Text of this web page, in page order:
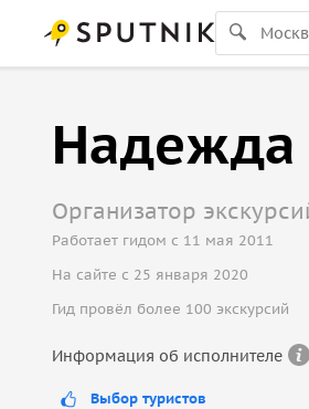
Надежда
Организатор
Работает гидом с 11 мая 2011
На сайте с 25 января 2020
Гид провёл более 100 экскурсий
Информация об исполнителе
Выбор туристов